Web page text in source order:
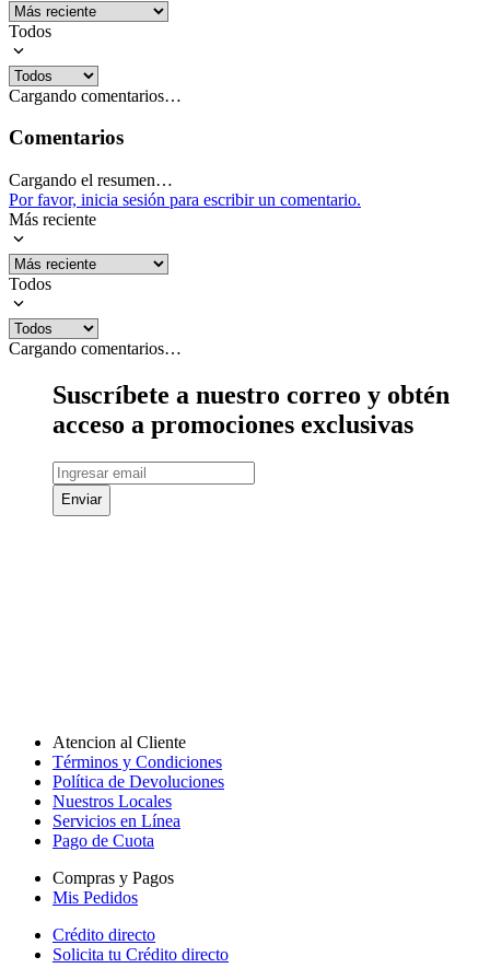
Todos
Cargando comentarios…
Comentarios
Cargando el resumen…
Por favor, inicia sesión para escribir un comentario.
Más reciente
Todos
Cargando comentarios…
Suscríbete a nuestro correo y obtén
acceso a promociones exclusivas
Enviar
Atencion al Cliente
Términos y Condiciones
Política de Devoluciones
Nuestros Locales
Servicios en Línea
Pago de Cuota
Compras y Pagos
Mis Pedidos
Crédito directo
Solicita tu Crédito directo